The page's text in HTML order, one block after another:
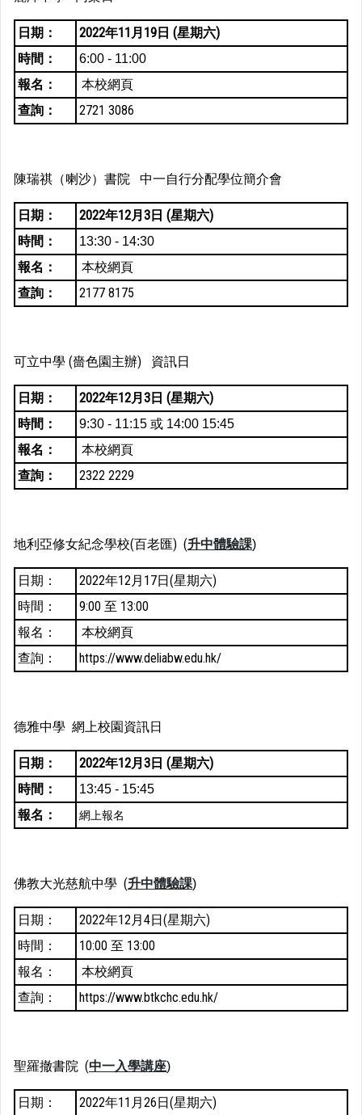
日期：
2022年11月19日 (星期六)
時間：
6:00 - 11:00
報名：
本校網頁
查詢：
2721 3086
陳瑞祺（喇沙）書院 中一自行分配學位簡介會
日期：
2022年12月3日 (星期六)
時間：
13:30 - 14:30
報名：
本校網頁
查詢：
2177 8175
可立中學 (嗇色園主辦) 資訊日
日期：
2022年12月3日 (星期六)
時間：
9:30 - 11:15 或 14:00 15:45
報名：
本校網頁
查詢：
2322 2229
地利亞修女紀念學校(百老匯) (升中體驗課)
日期：
2022年12月17日(星期六)
時間：
9:00 至 13:00
報名：
本校網頁
查詢：
https://www.deliabw.edu.hk/
德雅中學 網上校園資訊日
日期：
2022年12月3日 (星期六)
時間：
13:45 - 15:45
報名： 網上報名
佛教大光慈航中學 (升中體驗課)
日期：
2022年12月4日(星期六)
時間：
10:00 至 13:00
報名：
本校網頁
查詢：
https://www.btkchc.edu.hk/
聖羅撤書院 (中一入學講座)
日期： 2022年11月26日(星期六)